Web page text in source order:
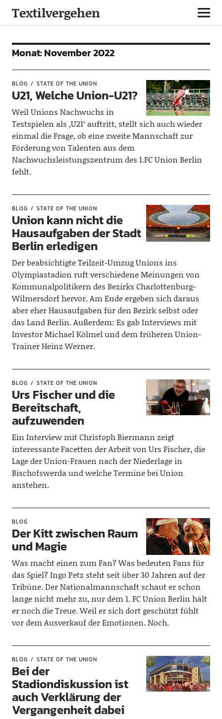
Textilvergehen
Monat:November 2022
BLOG STATE OF THE UNION
U21, Welche Union-U21?
Weil Unions Nachwuchs in
Testspielen als ‚U21‘ auftritt, stellt sich auch wieder
einmal die Frage, ob eine zweite Mannschaft zur
Förderung von Talenten aus dem
Nachwuchsleistungszentrum des 1.FC Union Berlin
fehlt.
BLOG STATE OF THE UNION
Union kann nicht die
Hausaufgaben der Stadt
Berlin erledigen
Der beabsichtigte Teilzeit-Umzug Unions ins
Olympiastadion ruft verschiedene Meinungen von
Kommunalpolitikern des Bezirks Charlottenburg-
Wilmersdorf hervor. Am Ende ergeben sich daraus
aber eher Hausaufgaben für den Bezirk selbst oder
das Land Berlin. Außerdem: Es gab Interviews mit
Investor Michael Kölmel und dem früheren Union-
Trainer Heinz Werner.
BLOG STATE OF THE UNION
Urs Fischer und die
Bereitschaft,
aufzuwenden
Ein Interview mit Christoph Biermann zeigt
interessante Facetten der Arbeit von Urs Fischer, die
Lage der Union-Frauen nach der Niederlage in
Bischofswerda und welche Termine bei Union
anstehen.
BLOG
Der Kitt zwischen Raum
und Magie
Was macht einen zum Fan? Was bedeuten Fans für
das Spiel? Ingo Petz steht seit über 30 Jahren auf der
Tribüne. Der Nationalmannschaft schaut er schon
lange nicht mehr zu, nur dem 1. FC Union Berlin hält
er noch die Treue. Weil er sich dort geschützt fühlt
vor dem Ausverkauf der Emotionen. Noch.
BLOG STATE OF THE UNION
Bei der
Stadiondiskussion ist
auch Verklärung der
Vergangenheit dabei